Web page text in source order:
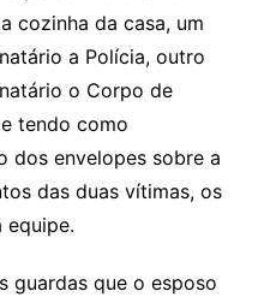
cozinha da casa, um
a Polícia, outro
o Corpo de
tendo como
dos envelopes sobre a
das duas vítimas, os
equipe.
guardas que o esposo